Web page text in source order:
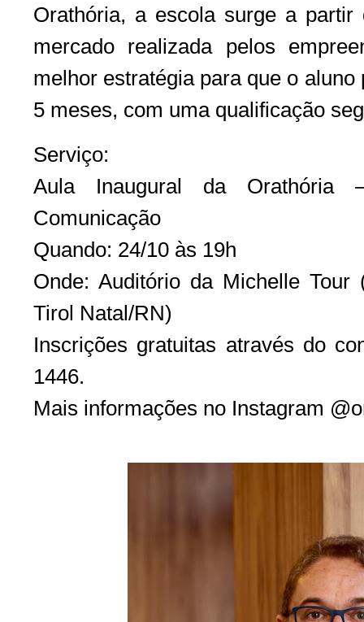
Orathória, a escola surge a
mercado realizada pelos
melhor estratégia para que o
5 meses, com uma qualificação
Serviço:
Aula Inaugural da
Comunicação
Quando: 24/10 às 19h
Onde: Auditório da Michelle Tour
Tirol Natal/RN)
Inscrições gratuitas através do
1446.
Mais informações no Instagram